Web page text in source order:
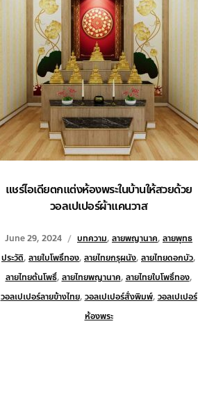
แชร์ไอเดียตกแต่งห้องพระในบ้านให้สวยด้วย
วอลเปเปอร์ผ้าแคนวาส
June 29, 2024 บทความ, ลายพญานาค, ลายพุทธ
ประวัติ, ลายใบโพธิ์ทอง, ลายไทยกรุผนัง, ลายไทยดอกบัว,
ลายไทยต้นโพธิ์, ลายไทยพญานาค, ลายไทยใบโพธิ์ทอง,
วอลเปเปอร์ลายข้างไทย, วอลเปเปอร์สั่งพิมพ์, วอลเปเปอร์
ห้องพระ